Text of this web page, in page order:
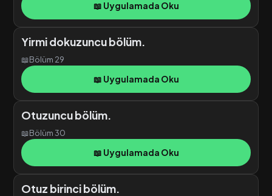
📖 Uygulamada Oku
Yirmi dokuzuncu bölüm.
📖Bölüm 29
📖 Uygulamada Oku
Otuzuncu bölüm.
📖Bölüm 30
📖 Uygulamada Oku
Otuz birinci bölüm.